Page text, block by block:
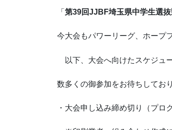
「 第39回JJBF埼玉県中学生選抜
今大会もパワーリーグ、ホープ
以下、大会へ向けたスケジュ
数多くの御参加をお待ちしてお
・大会申し込み締め切り（プロ